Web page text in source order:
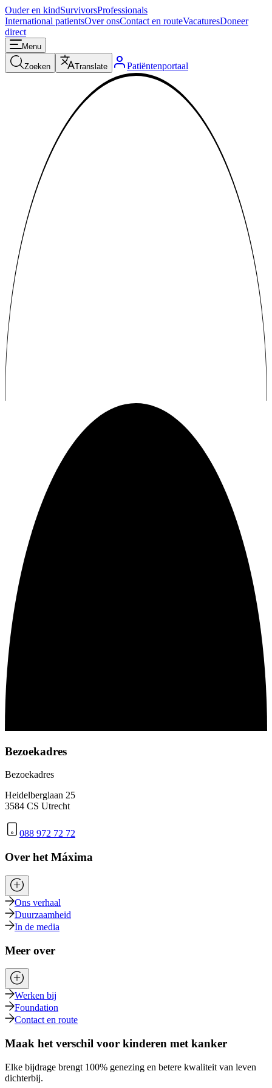
Ouder en kindSurvivorsProfessionals
International patientsOver onsContact en routeVacaturesDoneer
direct
Menu
Zoeken Translate Patiëntenportaal
Bezoekadres
Bezoekadres
Heidelberglaan 25
3584 CS Utrecht
088 972 72 72
Over het Máxima
Ons verhaal
Duurzaamheid
In de media
Meer over
Werken bij
Foundation
Contact en route
Maak het verschil voor kinderen met kanker
Elke bijdrage brengt 100% genezing en betere kwaliteit van leven
dichterbij.